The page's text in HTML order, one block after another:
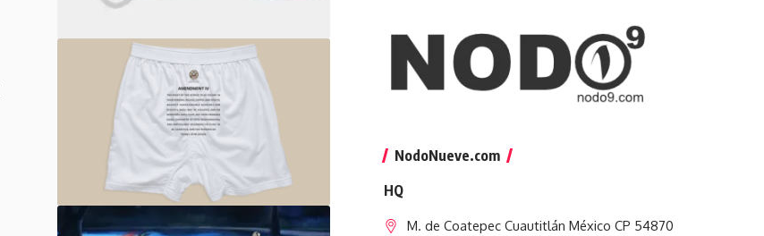
NodoNueve.com
HQ
M. de Coatepec Cuautitlán México CP 54870